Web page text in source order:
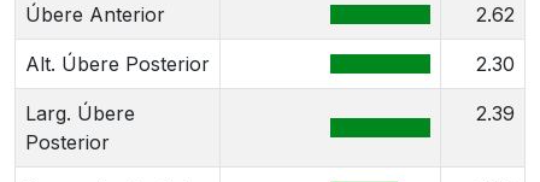
Úbere Anterior 2.62
Alt. Úbere Posterior 2.30
Larg. Úbere
Posterior
2.39